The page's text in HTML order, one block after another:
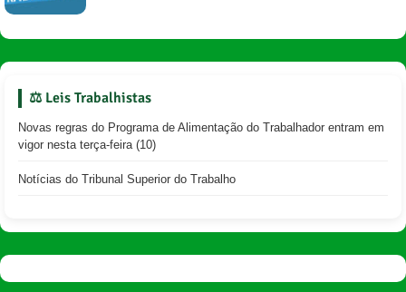
⚖️ Leis Trabalhistas
Novas regras do Programa de Alimentação do Trabalhador entram em
vigor nesta terça-feira (10)
Notícias do Tribunal Superior do Trabalho